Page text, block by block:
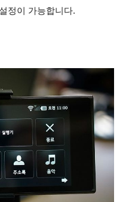
정이 가능합니다.